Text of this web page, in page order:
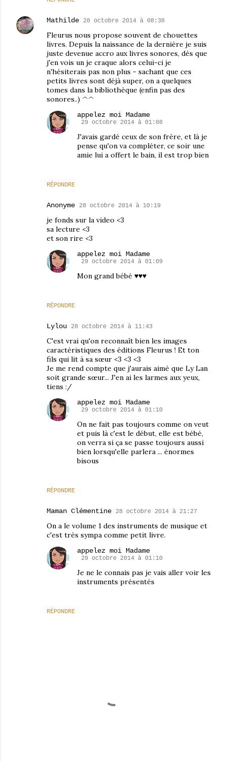
Mathilde 28 octobre 2014 à 08:38
Fleurus nous propose souvent de chouettes
livres. Depuis la naissance de la dernière je suis
juste devenue accro aux livres sonores, dès que
j'en vois un je craque alors celui-ci je
n'hésiterais pas non plus - sachant que ces
petits livres sont déjà super, on a quelques
tomes dans la bibliothèque (enfin pas des
sonores..) ^^
RÉPONDRE
appelez moi Madame
29 octobre 2014 à 01:08
J'avais gardé ceux de son frère, et là je
pense qu'on va compléter, ce soir une
amie lui a offert le bain, il est trop bien
Anonyme 28 octobre 2014 à 10:19
je fonds sur la video <3
sa lecture <3
et son rire <3
RÉPONDRE
appelez moi Madame
29 octobre 2014 à 01:09
Mon grand bébé ♥♥♥
Lylou 28 octobre 2014 à 11:43
C'est vrai qu'on reconnaît bien les images
caractéristiques des éditions Fleurus ! Et ton
fils qui lit à sa sœur <3 <3 <3
Je me rend compte que j'aurais aimé que Ly Lan
soit grande sœur... J'en ai les larmes aux yeux,
tiens :/
RÉPONDRE
appelez moi Madame
29 octobre 2014 à 01:10
On ne fait pas toujours comme on veut
et puis là c'est le début, elle est bébé,
on verra si ça se passe toujours aussi
bien lorsqu'elle parlera ... énormes
bisous
Maman Clémentine 28 octobre 2014 à 21:27
On a le volume 1 des instruments de musique et
c'est très sympa comme petit livre.
RÉPONDRE
appelez moi Madame
29 octobre 2014 à 01:10
Je ne le connais pas je vais aller voir les
instruments présentés